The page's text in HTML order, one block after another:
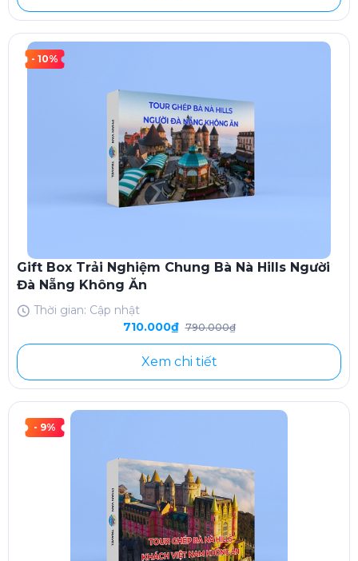
- 10%
Gift Box Trải Nghiệm Chung Bà Nà Hills Người
Đà Nẵng Không Ăn
Thời gian: Cập nhật
710.000₫790.000₫
Xem chi tiết
- 9%